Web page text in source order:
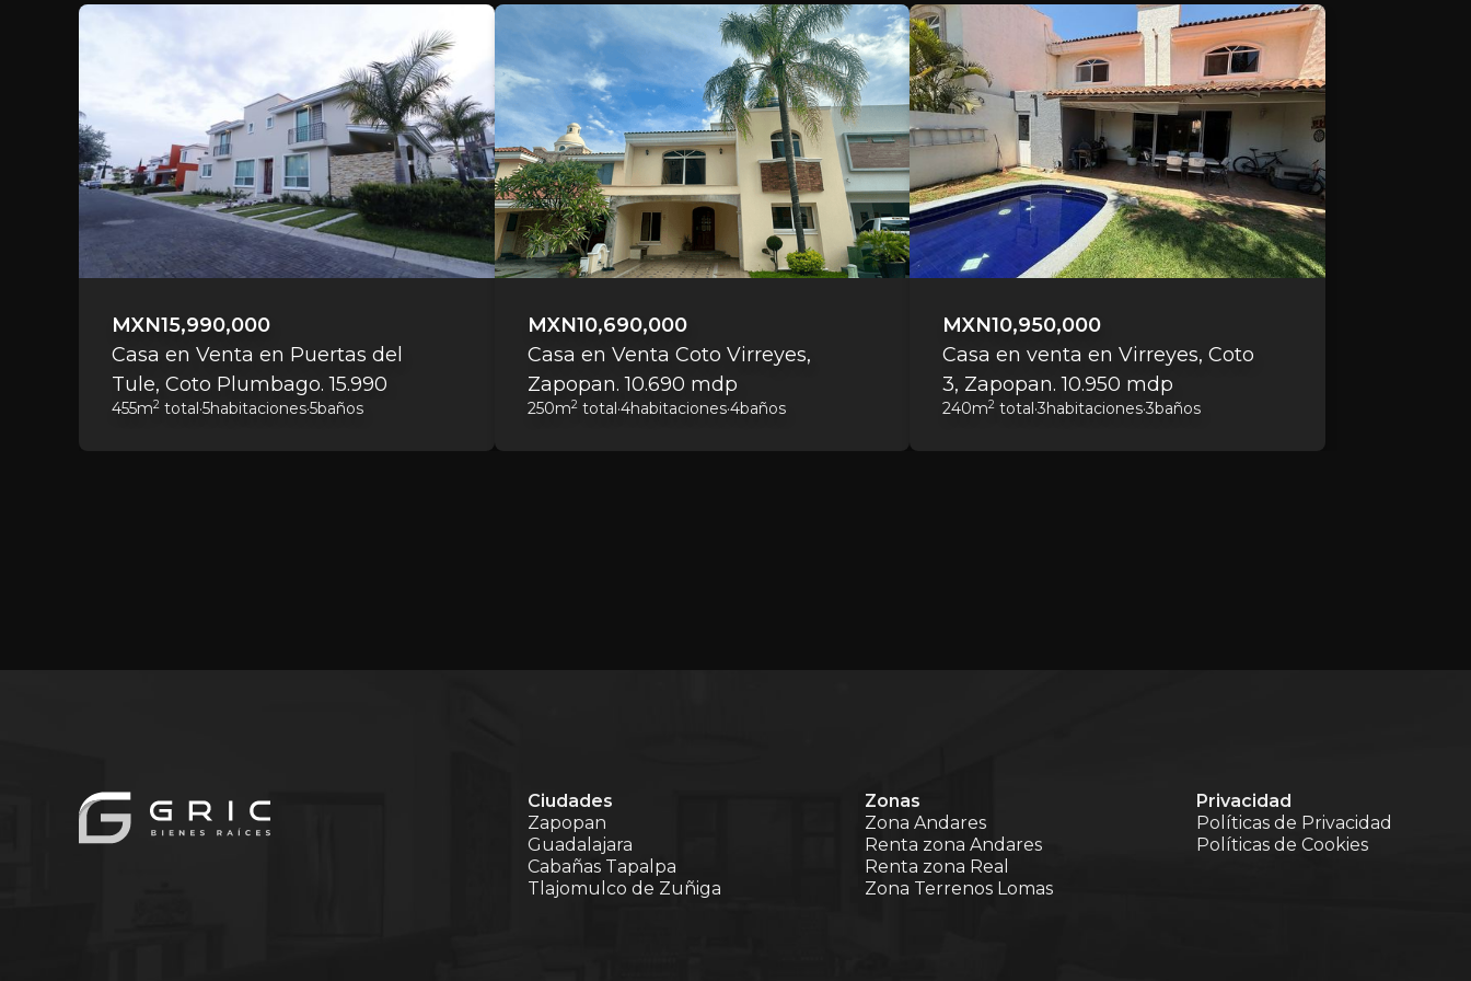
MXN15,990,000
Casa en Venta en Puertas del
Tule, Coto Plumbago. 15.990
mdp. Casa en Esquina
455m2 total·5habitaciones·5baños
MXN10,690,000
Casa en Venta Coto Virreyes,
Zapopan. 10.690 mdp
250m2total·4habitaciones·4baños
MXN10,950,000
Casa en venta en Virreyes, Coto
3, Zapopan. 10.950 mdp
240m2 total·3habitaciones·3baños
Ciudades
Zapopan
Guadalajara
Cabañas Tapalpa
Tlajomulco de Zuñiga
Zonas
Zona Andares
Renta zona Andares
Renta zona Real
Zona Terrenos Lomas
Privacidad
Políticas de Privacidad
Políticas de Cookies